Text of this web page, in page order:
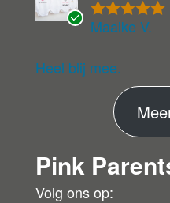
eri
r
Gewaardeer
Maaike V.
Heel blij mee.
Pink
Volg ons op: